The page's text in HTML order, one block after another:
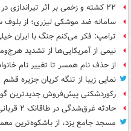
۲۲ کشته و زخمی بر اثر تیراندازی در یک مدرسه در تایلند+ فیلم
سامانه ضد موشکی لیزری؛ از بلوف
ترامپ: فکر می‌کنم جنگ با ایران
نیمی از آمریکایی‌ها از تشدید
از حذف نام همسر تا تغییر نام
نمایی زیبا از تنگه کریان جزیره قشم
رکوردشکنی پیش‌فروش جدیدترین
حادثه غرق‌شدگی در طاقانک ۲ قربانی گرفت
مسجد جامع یزد، از باشکوه‌ترین